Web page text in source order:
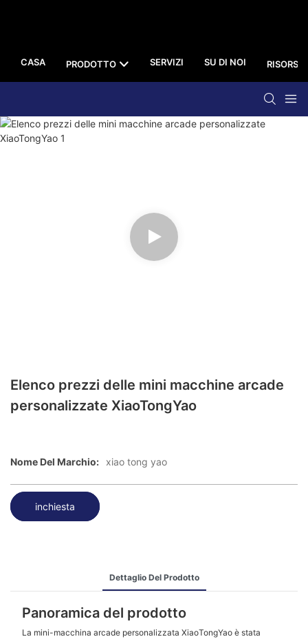
CASA PRODOTTO SERVIZI SU DI NOI RISORSA
Elenco prezzi delle mini macchine arcade
personalizzate XiaoTongYao
Nome Del Marchio: xiao tong yao
inchiesta
Dettaglio Del Prodotto
Panoramica del prodotto
La mini-macchina arcade personalizzata XiaoTongYao è stata